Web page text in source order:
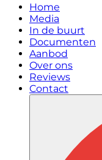
Home
Media
In de buurt
Documenten
Aanbod
Over ons
Reviews
Contact